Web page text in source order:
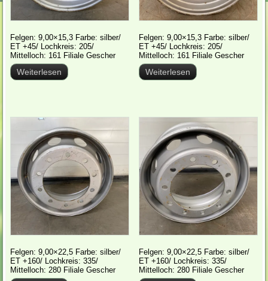
Felgen: 9,00×15,3 Farbe: silber/
ET +45/ Lochkreis: 205/
Mittelloch: 161 Filiale Gescher
Weiterlesen
Felgen: 9,00×15,3 Farbe: silber/
ET +45/ Lochkreis: 205/
Mittelloch: 161 Filiale Gescher
Weiterlesen
Felgen: 9,00×22,5 Farbe: silber/
ET +160/ Lochkreis: 335/
Mittelloch: 280 Filiale Gescher
Felgen: 9,00×22,5 Farbe: silber/
ET +160/ Lochkreis: 335/
Mittelloch: 280 Filiale Gescher